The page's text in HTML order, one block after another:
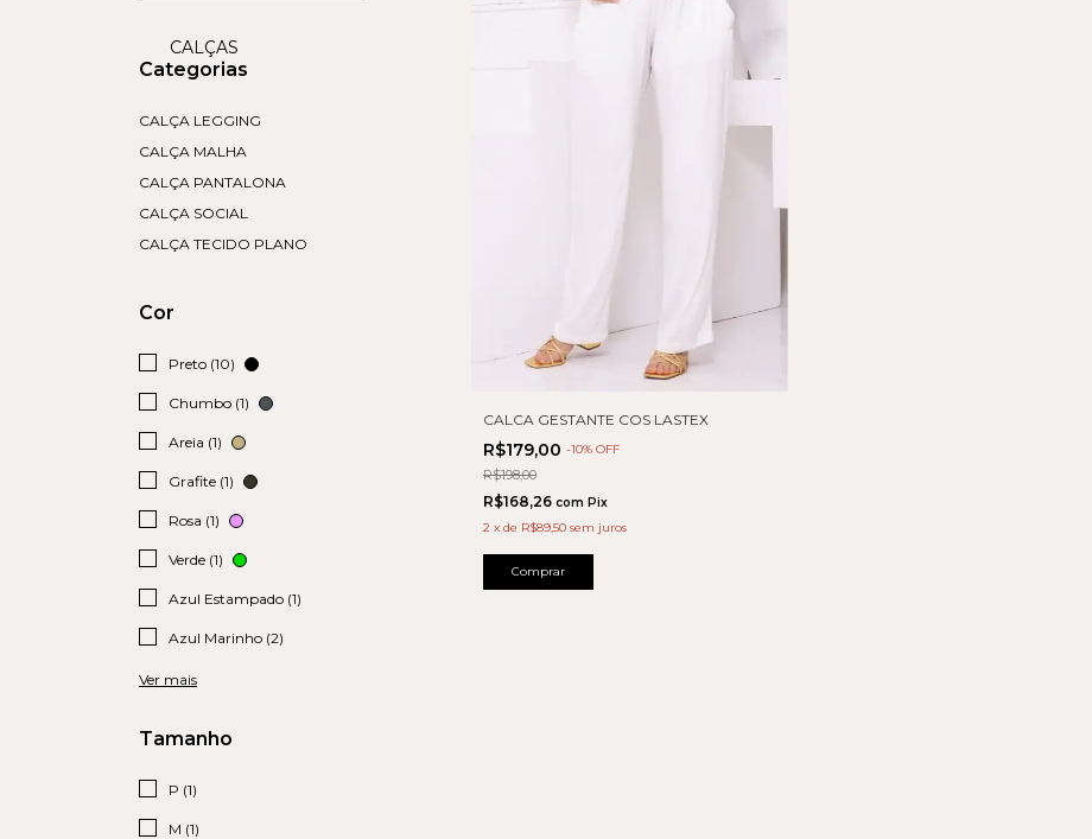
CALÇAS
Categorias
CALÇA LEGGING
CALÇA MALHA
CALÇA PANTALONA
CALÇA SOCIAL
CALÇA TECIDO PLANO
Cor
Preto (10)
Chumbo (1)
Areia (1)
Grafite (1)
Rosa (1)
Verde (1)
Azul Estampado (1)
Azul Marinho (2)
Ver mais
Tamanho
P (1)
M (1)
CALCA GESTANTE COS LASTEX
R$179,00 -10% OFF
R$198,00
R$168,26 com Pix
2 x de R$89,50 sem juros
Comprar